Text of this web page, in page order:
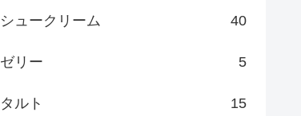
シュークリーム 40
ゼリー 5
タルト 15